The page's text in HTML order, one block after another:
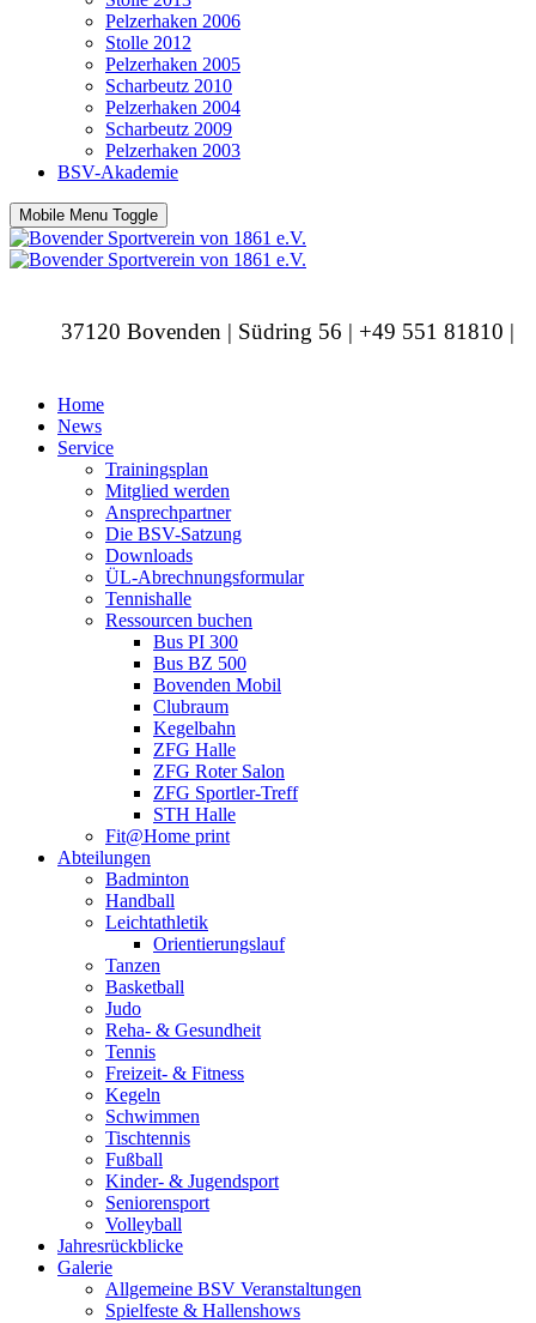
Pelzerhaken 2006
Stolle 2012
Pelzerhaken 2005
Scharbeutz 2010
Pelzerhaken 2004
Scharbeutz 2009
Pelzerhaken 2003
BSV-Akademie
Mobile Menu Toggle
37120 Bovenden | Südring 56 | +49 551 81810 |
Home
News
Service
Trainingsplan
Mitglied werden
Ansprechpartner
Die BSV-Satzung
Downloads
ÜL-Abrechnungsformular
Tennishalle
Ressourcen buchen
Bus PI 300
Bus BZ 500
Bovenden Mobil
Clubraum
Kegelbahn
ZFG Halle
ZFG Roter Salon
ZFG Sportler-Treff
STH Halle
Fit@Home print
Abteilungen
Badminton
Handball
Leichtathletik
Orientierungslauf
Tanzen
Basketball
Judo
Reha- & Gesundheit
Tennis
Freizeit- & Fitness
Kegeln
Schwimmen
Tischtennis
Fußball
Kinder- & Jugendsport
Seniorensport
Volleyball
Jahresrückblicke
Galerie
Allgemeine BSV Veranstaltungen
Spielfeste & Hallenshows